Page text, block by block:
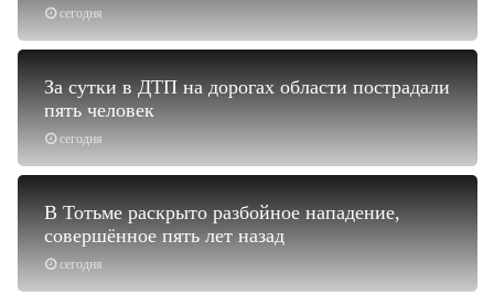
сегодня
сегодня
За сутки в ДТП на дорогах области пострадали
пять человек
сегодня
В Тотьме раскрыто разбойное нападение,
совершённое пять лет назад